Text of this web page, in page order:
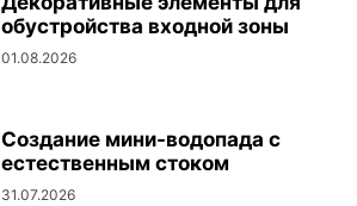
обустройства входной зоны
01.08.2026
Создание мини-водопада с
естественным стоком
31.07.2026